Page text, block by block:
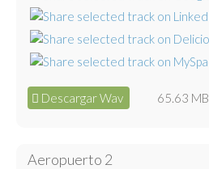
Descargar Wav 65.63 MB
Aeropuerto 2